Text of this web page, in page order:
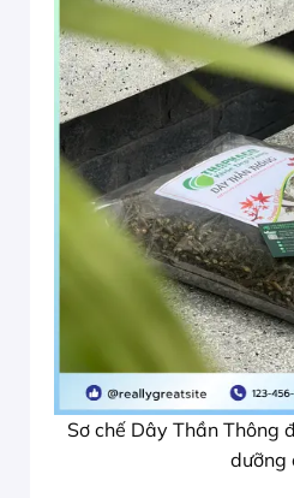
Sơ chế Dây Thần Thông
dưỡng